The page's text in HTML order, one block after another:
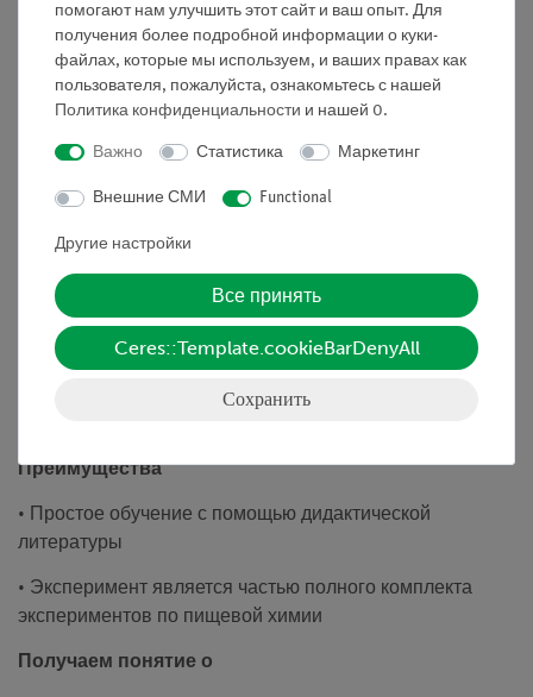
Обычно для жарки используются растительные жиры и
масла. Животные жиры, такие как говяжий сало и
листовой жир, являются менее подходящими. Помимо
жира, они содержат белок, который выделяется в виде
масла нагреваются с пищевыми продуктами, жиры
изомеризации, полимеризации и гидролиза. Реакцию с
реагентом Шиффа можно использовать для оценки
жиров во фритюре. Жир при жарке, непригодный для
использования, можно узнать по его цвету, вкусу и
пониженной температуре дыма. Следует обсудить
вопросы здоровья при использовании жарки во
Преимущества
• Простое обучение с помощью дидактической
литературы
• Эксперимент является частью полного комплекта
экспериментов по пищевой химии
Получаем понятие о
помогают нам улучшить этот сайт и ваш опыт. Для
получения более подробной информации о куки-
файлах, которые мы используем, и ваших правах как
пользователя, пожалуйста, ознакомьтесь с нашей
Политика конфиденциальности и нашей 0.
Важно Статистика Маркетинг
Внешние СМИ Functional
Другие настройки
Все принять
Ceres::Template.cookieBarDenyAll
Сохранить